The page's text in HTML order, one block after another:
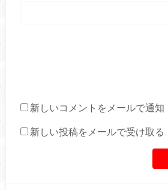
新しいコメントをメールで通知
新しい投稿をメールで受け取る